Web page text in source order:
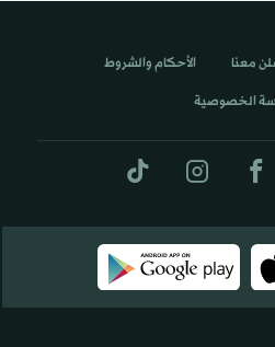
معنا الأحكام والشروط
الخصوصية